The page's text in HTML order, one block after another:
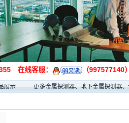
在线客服： （997577140
展示 更多金属探测器、地下金属探测器、金